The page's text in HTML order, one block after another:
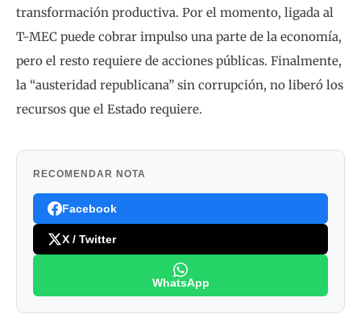
transformación productiva. Por el momento, ligada al
T-MEC puede cobrar impulso una parte de la economía,
pero el resto requiere de acciones públicas. Finalmente,
la “austeridad republicana” sin corrupción, no liberó los
recursos que el Estado requiere.
RECOMENDAR NOTA
Facebook
X / Twitter
WhatsApp